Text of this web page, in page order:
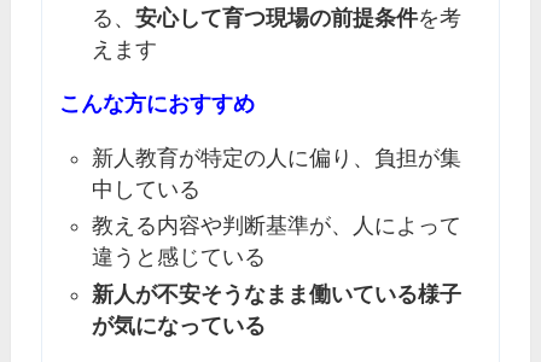
る、安心して育つ現場の前提条件を考
えます
こんな方におすすめ
新人教育が特定の人に偏り、負担が集
中している
教える内容や判断基準が、人によって
違うと感じている
新人が不安そうなまま働いている様子
が気になっている